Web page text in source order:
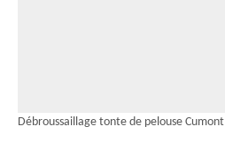
Débroussaillage tonte de pelouse Cumont